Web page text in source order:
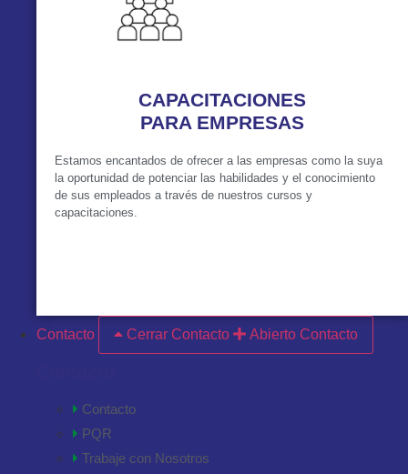
CAPACITACIONES
PARA EMPRESAS
Estamos encantados de ofrecer a las empresas como la suya
la oportunidad de potenciar las habilidades y el conocimiento
de sus empleados a través de nuestros cursos y
capacitaciones.
Contacto
Cerrar Contacto Abierto Contacto
Contacto
PQR
Trabaje con Nosotros